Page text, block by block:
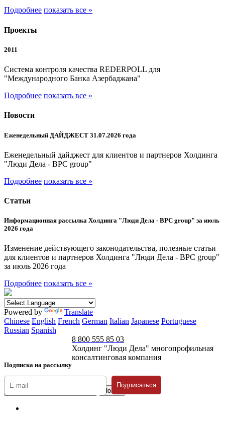
Подробнее показать все »
Проекты
2011
Система контроля качества REDERPOLL для
"Международного Банка Азербаджана"
Подробнее показать все »
Новости
Еженедельный ДАЙДЖЕСТ 31.07.2026 года
Еженедельный дайджест для клиентов и партнеров Холдинга
"Люди Дела - BPC group"
Подробнее показать все »
Статьи
Информационная рассылка Холдинга "Люди Дела - BPC group" за июль
2026 года
Изменение действующего законодательства, полезные статьи
для клиентов и партнеров Холдинга "Люди Дела - BPC group"
за июль 2026 года
Подробнее показать все »
Powered by
Translate
Chinese English French German Italian Japanese Portuguese
Russian Spanish
Подписка на рассылку
8 800 555 85 03
Холдинг "Люди Дела" многопрофильная
консалтинговая компания
Подписаться